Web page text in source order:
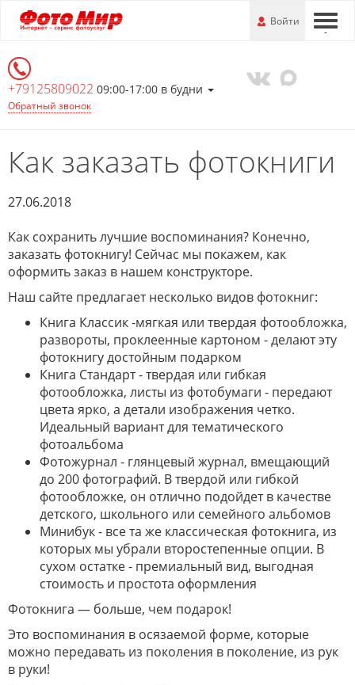
Перейти
к
информации
---
Войти
+79125809022 09:00-17:00 в будни
Обратный звонок
Как заказать фотокниги
27.06.2018
Как сохранить лучшие воспоминания? Конечно,
заказать фотокнигу! Сейчас мы покажем, как
оформить заказ в нашем конструкторе.
Наш сайте предлагает несколько видов фотокниг:
Книга Классик -мягкая или твердая фотообложка,
развороты, проклеенные картоном - делают эту
фотокнигу достойным подарком
Книга Стандарт - твердая или гибкая
фотообложка, листы из фотобумаги - передают
цвета ярко, а детали изображения четко.
Идеальный вариант для тематического
фотоальбома
Фотожурнал - глянцевый журнал, вмещающий
до 200 фотографий. В твердой или гибкой
фотообложке, он отлично подойдет в качестве
детского, школьного или семейного альбомов
Минибук - все та же классическая фотокнига, из
которых мы убрали второстепенные опции. В
сухом остатке - премиальный вид, выгодная
стоимость и простота оформления
Фотокнига — больше, чем подарок!
Это воспоминания в осязаемой форме, которые
можно передавать из поколения в поколение, из рук
в руки!